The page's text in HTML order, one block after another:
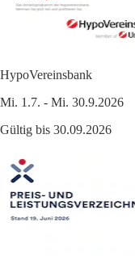
HypoVereinsbank
Mi. 1.7. - Mi. 30.9.2026
Gültig bis 30.09.2026